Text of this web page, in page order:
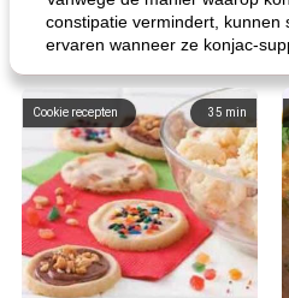
constipatie vermindert, kunnen
ervaren wanneer ze konjac-
35 min
Cookie recepten